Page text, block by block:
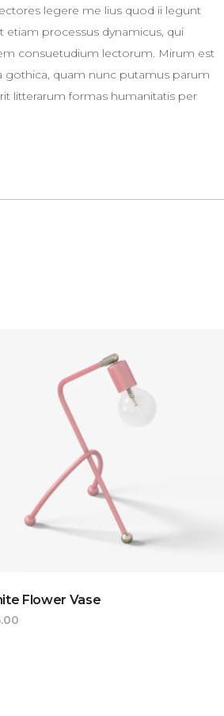
legere me lius quod ii legunt
etiam processus dynamicus, qui
consuetudium lectorum. Mirum est
gothica, quam nunc putamus parum
litterarum formas humanitatis per
ADD TO CART
Flower Vase